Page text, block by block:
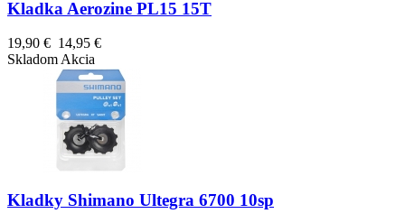
Kladka Aerozine PL15 15T
19,90 € 14,95 €
Skladom Akcia
Kladky Shimano Ultegra 6700 10sp